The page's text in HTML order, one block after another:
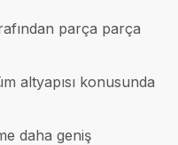
parça parça
altyapısı konusunda
daha geniş